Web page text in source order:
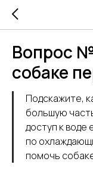
Вопрос
собаке
Подскажите,
большую
доступ к воде
по
помочь